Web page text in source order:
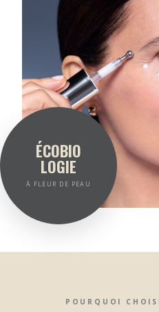
ÉCOBIO
LOGIE
À FLEUR DE PEAU
POURQUOI